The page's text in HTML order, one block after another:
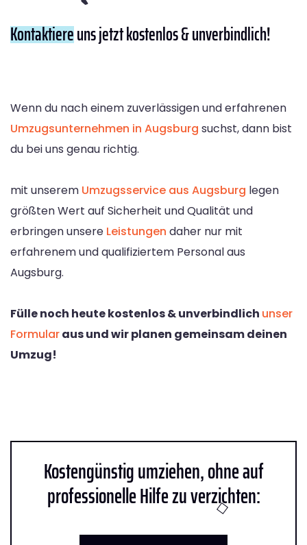
Kontaktiereuns jetzt kostenlos & unverbindlich!
Wenn du nach einem zuverlässigen und erfahrenen
Umzugsunternehmen in Augsburg suchst, dann bist
du bei uns genau richtig.
mit unserem Umzugsservice aus Augsburg legen
größten Wert auf Sicherheit und Qualität und
erbringen unsere Leistungen daher nur mit
erfahrenem und qualifiziertem Personal aus
Augsburg.
Fülle noch heute kostenlos & unverbindlich unser
Formularaus und wir planen gemeinsam deinen
Umzug!
Kostengünstig umziehen, ohne auf
professionelle Hilfe zu verzichten: